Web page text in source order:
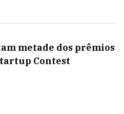
metade dos prêmios
Contest